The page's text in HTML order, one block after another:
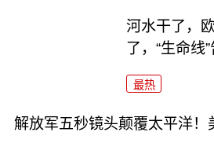
河水干了，
了，“生命线
最热
解放军五秒镜头颠覆太平洋！